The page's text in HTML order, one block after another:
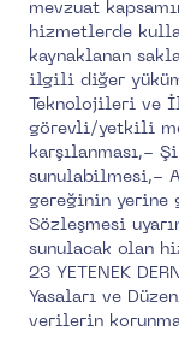
mevzuat
hizmetlerde
kaynaklanan
ilgili diğer
Teknolojileri ve
görevli/yetkili
karşılanması,-
sunulabilmesi,-
gereğinin yerine
Sözleşmesi
sunulacak olan
23 YETENEK
Yasaları ve
verilerin